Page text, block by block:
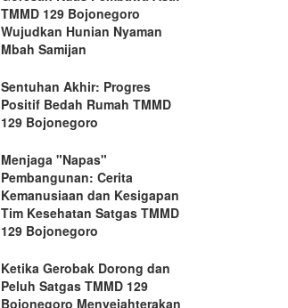
TMMD 129 Bojonegoro
Wujudkan Hunian Nyaman
Mbah Samijan
Sentuhan Akhir: Progres
Positif Bedah Rumah TMMD
129 Bojonegoro
Menjaga "Napas"
Pembangunan: Cerita
Kemanusiaan dan Kesigapan
Tim Kesehatan Satgas TMMD
129 Bojonegoro
Ketika Gerobak Dorong dan
Peluh Satgas TMMD 129
Bojonegoro Menyejahterakan